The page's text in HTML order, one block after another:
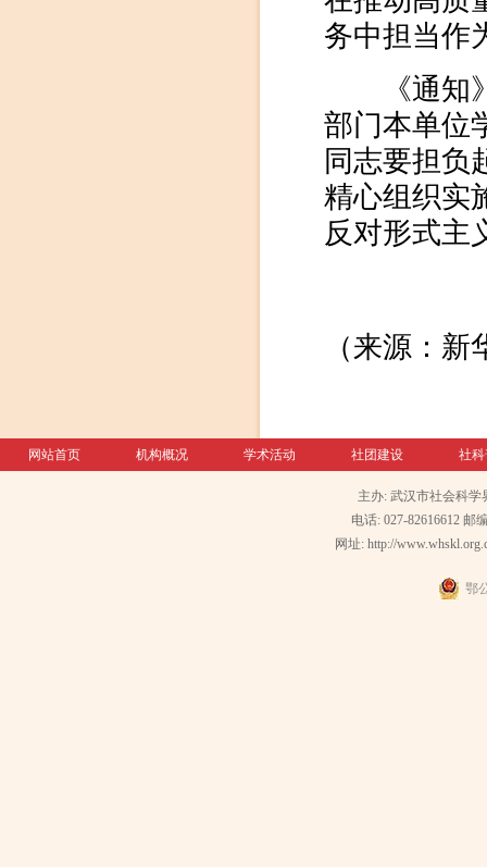
务中担当作
《通知》
部门本单位
同志要担负
精心组织实
反对形式主
（来源：新
网站首页 机构概况 学术活动 社团建设 社
主办: 武汉市社会科学
电话: 027-82616612 邮
网址: http://
鄂